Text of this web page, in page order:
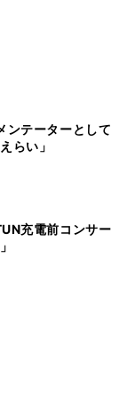
ンテーターとして
らい」
充電前コンサー